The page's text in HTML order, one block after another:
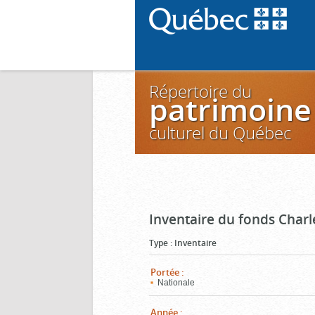
Répertoire du
patrimoine
culturel du Québec
Inventaire du fonds
Type : Inventaire
Portée :
Nationale